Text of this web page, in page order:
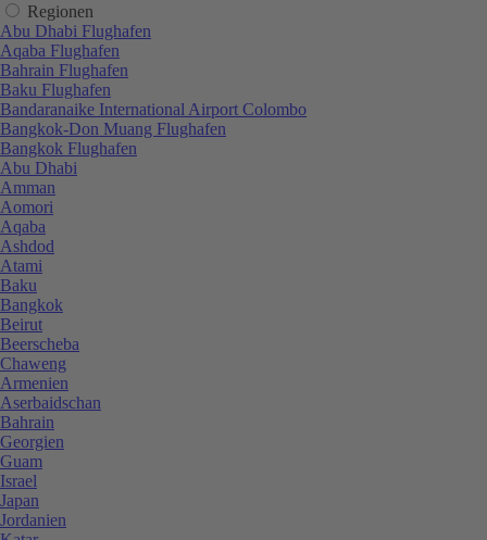
Regionen
Abu Dhabi Flughafen
Aqaba Flughafen
Bahrain Flughafen
Baku Flughafen
Bandaranaike International Airport Colombo
Bangkok-Don Muang Flughafen
Bangkok Flughafen
Abu Dhabi
Amman
Aomori
Aqaba
Ashdod
Atami
Baku
Bangkok
Beirut
Beerscheba
Chaweng
Armenien
Aserbaidschan
Bahrain
Georgien
Guam
Israel
Japan
Jordanien